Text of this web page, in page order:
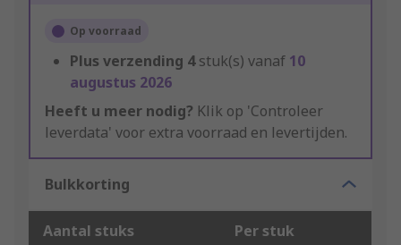
Op voorraad
Plus verzending 4stuk(s) vanaf 10
augustus 2026
Heeft u meer nodig? Klik op 'Controleer
leverdata' voor extra voorraad en levertijden.
Bulkkorting
Aantal stuks Per stuk